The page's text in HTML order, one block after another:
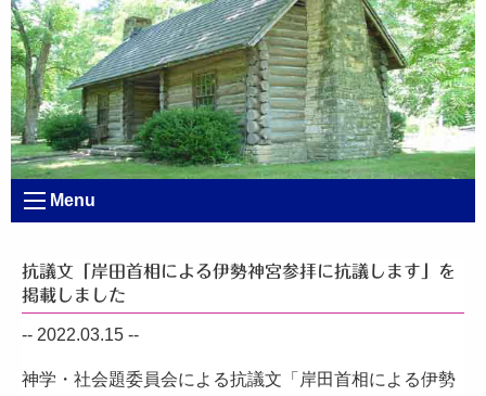
Menu
抗議文「岸田首相による伊勢神宮参拝に抗議します」を
掲載しました
-- 2022.03.15 --
神学・社会題委員会による抗議文「岸田首相による伊勢